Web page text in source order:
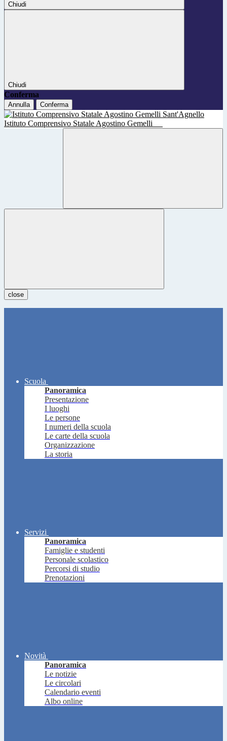
Chiudi
Chiudi
Conferma
Annulla Conferma
Istituto Comprensivo Statale Agostino Gemelli
close
Scuola
Panoramica
Presentazione
I luoghi
Le persone
I numeri della scuola
Le carte della scuola
Organizzazione
La storia
Servizi
Panoramica
Famiglie e studenti
Personale scolastico
Percorsi di studio
Prenotazioni
Novità
Panoramica
Le notizie
Le circolari
Calendario eventi
Albo online